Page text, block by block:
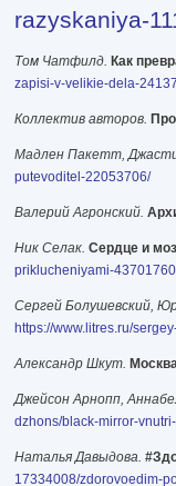
razyskaniya-
Том Чатфилд. Как
zapisi-v-velikie-dela-
Коллектив авторов.
Мадлен Пакетт,
putevoditel-22053706/
Валерий Агронский.
Ник Селак. Сердце и
priklucheniyami-
Сергей Болушевский,
https://www.litres.ru/
Александр Шкут.
Джейсон Арнопп,
dzhons/black-mirror-
Наталья Давыдова.
17334008/zdorovoedim-